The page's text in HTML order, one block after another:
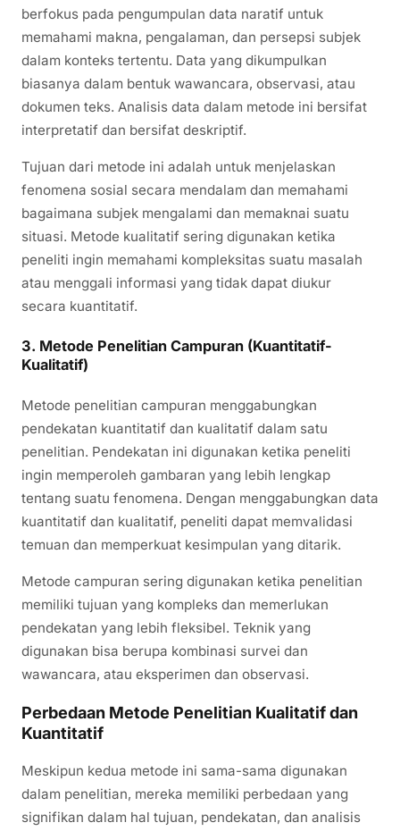
berfokus pada pengumpulan data naratif untuk
memahami makna, pengalaman, dan persepsi subjek
dalam konteks tertentu. Data yang dikumpulkan
biasanya dalam bentuk wawancara, observasi, atau
dokumen teks. Analisis data dalam metode ini bersifat
interpretatif dan bersifat deskriptif.
Tujuan dari metode ini adalah untuk menjelaskan
fenomena sosial secara mendalam dan memahami
bagaimana subjek mengalami dan memaknai suatu
situasi. Metode kualitatif sering digunakan ketika
peneliti ingin memahami kompleksitas suatu masalah
atau menggali informasi yang tidak dapat diukur
secara kuantitatif.
3. Metode Penelitian Campuran (Kuantitatif-
Kualitatif)
Metode penelitian campuran menggabungkan
pendekatan kuantitatif dan kualitatif dalam satu
penelitian. Pendekatan ini digunakan ketika peneliti
ingin memperoleh gambaran yang lebih lengkap
tentang suatu fenomena. Dengan menggabungkan data
kuantitatif dan kualitatif, peneliti dapat memvalidasi
temuan dan memperkuat kesimpulan yang ditarik.
Metode campuran sering digunakan ketika penelitian
memiliki tujuan yang kompleks dan memerlukan
pendekatan yang lebih fleksibel. Teknik yang
digunakan bisa berupa kombinasi survei dan
wawancara, atau eksperimen dan observasi.
Perbedaan Metode Penelitian Kualitatif dan
Kuantitatif
Meskipun kedua metode ini sama-sama digunakan
dalam penelitian, mereka memiliki perbedaan yang
signifikan dalam hal tujuan, pendekatan, dan analisis